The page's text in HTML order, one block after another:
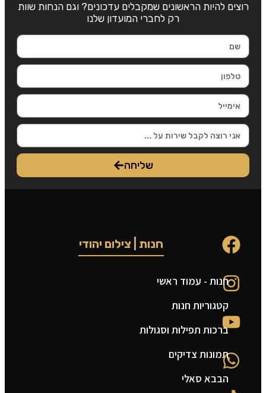
רוצים להיות הראשונים שמקבלים עדכונים? וגם הנחות שוות
רק לחברי המועדון שלנו
שליחה
חנות | צילום יהודי
חנות - עמוד ראשי
קטגוריות חנות
ברכות תפילות וסגולות
תמונות צדיקים
הבבא סאלי